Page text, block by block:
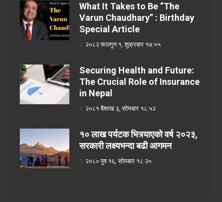
What It Takes to Be “The
Varun Chaudhary” : Birthday
Special Article
२०८२ फाल्गुन १, शुक्रबार १७:५५
Securing Health and Future:
The Crucial Role of Insurance
in Nepal
२०८१ बैशाख ३, सोमबार १८:५२
१० लाख पर्यटक भित्र्याएको वर्ष २०२३,
सरकारी लक्ष्यभन्दा बढी आगमन
२०८० पुष १६, सोमबार १८:२०